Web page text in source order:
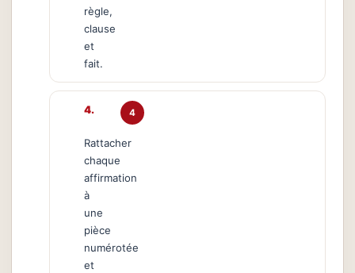
règle,
clause
et
fait.
4
Rattacher
chaque
affirmation
à
une
pièce
numérotée
et